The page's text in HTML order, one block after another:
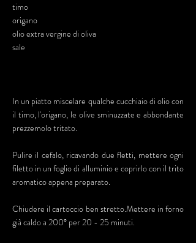
timo
origano
olio extra vergine di oliva
sale
In un piatto miscelare qualche cucchiaio di olio con
il timo, l'origano, le olive sminuzzate e abbondante
prezzemolo tritato.
Pulire il cefalo, ricavando due fletti, mettere ogni
filetto in un foglio di alluminio e coprirlo con il trito
aromatico appena preparato.
Chiudere il cartoccio ben stretto.Mettere in forno
già caldo a 200° per 20 - 25 minuti.